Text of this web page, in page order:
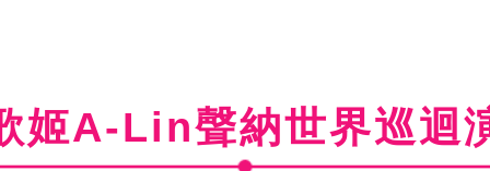
姬A-Lin聲納世界巡迴